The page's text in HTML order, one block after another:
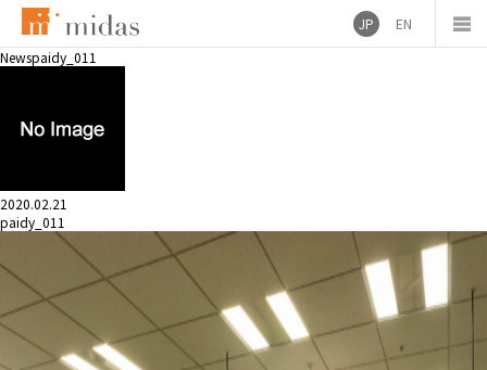
JP
EN
Newspaidy_011
2020.02.21
paidy_011